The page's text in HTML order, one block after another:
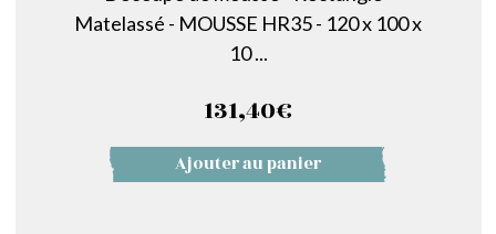
Matelassé - MOUSSE HR35 - 120 x 100 x
10 ...
131,40€
Ajouter au panier